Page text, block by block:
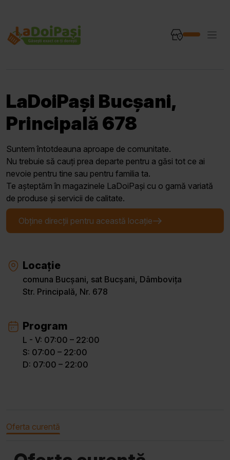
LaDoiPași Bucșani,
Principală 678
Suntem întotdeauna aproape de comunitate.
Nu trebuie să cauți prea departe pentru a găsi tot ce ai
nevoie pentru tine sau pentru familia ta.
Te așteptăm în magazinele LaDoiPași cu o gamă variată
de produse și servicii de calitate.
Obține direcții pentru această locație
Locație
comuna Bucșani, sat Bucșani, Dâmbovița
Str. Principală, Nr. 678
Program
L - V: 07:00 – 22:00
S: 07:00 – 22:00
D: 07:00 – 22:00
Oferta curentă